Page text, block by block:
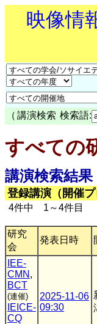
映像情
（ 講演検索 検索語:
すべての
講演検索結果
登録講演（開催
4件中 1～4件目
研究
会
発表日時
IEE-
CMN ,
BCT
(連催)
IEICE-
CQ
2025-11-06
09:30